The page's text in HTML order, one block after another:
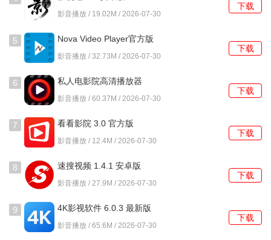
使用教程
1、首次打开软件，主界面下方导航栏有本地、歌单、插件等
标签，点击本地开始扫描设备中的音乐文件。
2、扫描完成后，在歌曲列表长按某一曲目，会弹出菜单，可
以选择添加到歌单或查看歌曲信息。
3、进入播放界面后，点击歌词区域可以切换显示模式，在设
置中开启自动下载歌词功能。
4、从主界面进入插件中心，找到在线音源类插件，点击安装
后重启软件，即可在搜索框使用新资源。
5、在设置菜单的播放选项中，找到睡眠定时，可以设置倒计
时分钟数或指定播放结束时间。
影音播放 / 19.02M / 2026-07-30
下载
5
Nova Video Player官方版
6.4.28 6.4.28-
影音播放 / 32.73M / 2026-07-30
下载
6
私人电影院高清播放器
1.0.15.1001 安卓版
影音播放 / 60.37M / 2026-07-30
下载
7 看看影院 3.0 官方版
影音播放 / 12.4M / 2026-07-30
下载
8 速搜视频 1.4.1 安卓版
影音播放 / 27.9M / 2026-07-30
下载
9 4K影视软件 6.0.3 最新版
影音播放 / 65.6M / 2026-07-30
下载